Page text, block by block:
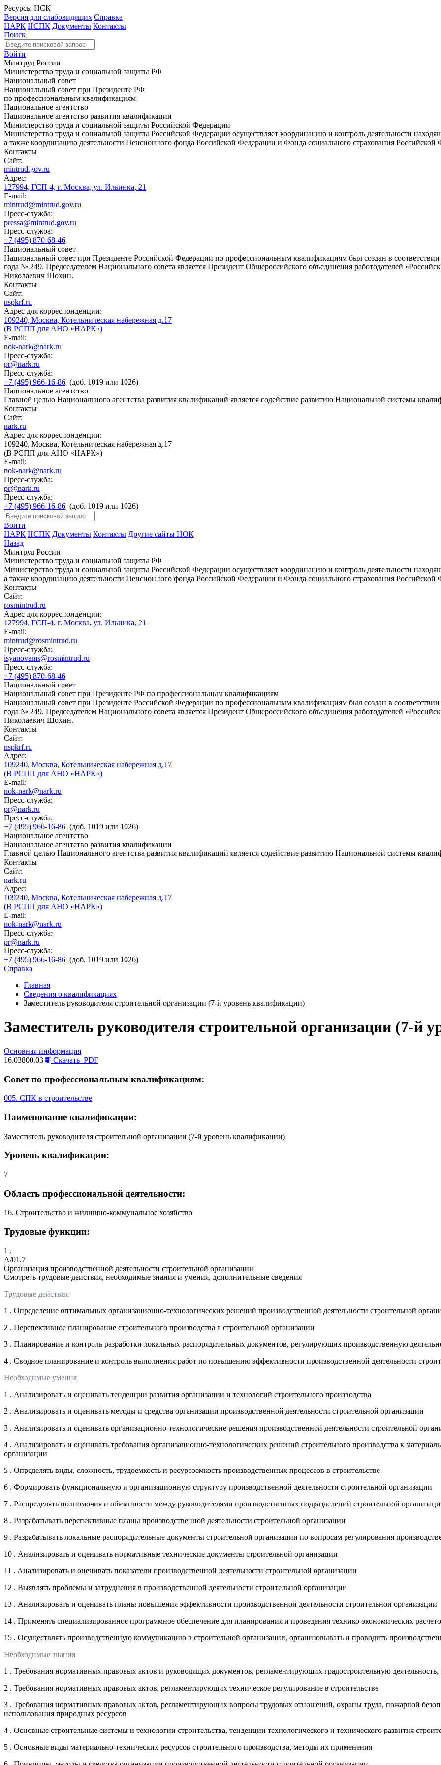
Ресурсы НСК
Версия для слабовидящих Справка
НАРК НСПК Документы Контакты
Поиск
Войти
Минтруд России
Министерство труда и социальной защиты РФ
Национальный совет
Национальный совет при Президенте РФ
по профессиональным квалификациям
Национальное агентство
Национальное агентство развития квалификации
Министерство труда и социальной защиты Российской Федерации
Министерство труда и социальной защиты Российской Федерации осуществляет координацию и контроль деятельности
а также координацию деятельности Пенсионного фонда Российской Федерации и Фонда социального страхования Российской
Контакты
Сайт:
mintrud.gov.ru
Адрес:
127994, ГСП-4, г. Москва, ул. Ильинка, 21
E-mail:
mintrud@mintrud.gov.ru
Пресс-служба:
pressa@mintrud.gov.ru
Пресс-служба:
+7 (495) 870-68-46
Национальный совет
Национальный совет при Президенте Российской Федерации по профессиональным квалификациям был создан в
года № 249. Председателем Национального совета является Президент Общероссийского объединения работодателей
Николаевич Шохин.
Контакты
Сайт:
nspkrf.ru
Адрес для корреспонденции:
109240, Москва, Котельническая набережная д.17
(В РСПП для АНО «НАРК»)
E-mail:
nok-nark@nark.ru
Пресс-служба:
pr@nark.ru
Пресс-служба:
+7 (495) 966-16-86 (доб. 1019 или 1026)
Национальное агентство
Главной целью Национального агентства развития квалификаций является содействие развитию Национальной системы
Контакты
Сайт:
nark.ru
Адрес для корреспонденции:
109240, Москва, Котельническая набережная д.17
(В РСПП для АНО «НАРК»)
E-mail:
nok-nark@nark.ru
Пресс-служба:
pr@nark.ru
Пресс-служба:
+7 (495) 966-16-86 (доб. 1019 или 1026)
Войти
НАРК НСПК Документы Контакты Другие сайты НОК
Назад
Минтруд России
Министерство труда и социальной защиты РФ
Министерство труда и социальной защиты Российской Федерации осуществляет координацию и контроль деятельности
а также координацию деятельности Пенсионного фонда Российской Федерации и Фонда социального страхования Российской
Контакты
Сайт:
rosmintrud.ru
Адрес для корреспонденции:
127994, ГСП-4, г. Москва, ул. Ильинка, 21
E-mail:
mintrud@rosmintrud.ru
Пресс-служба:
isyanovams@rosmintrud.ru
Пресс-служба:
+7 (495) 870-68-46
Национальный совет
Национальный совет при Президенте РФ по профессиональным квалификациям
Национальный совет при Президенте Российской Федерации по профессиональным квалификациям был создан в
года № 249. Председателем Национального совета является Президент Общероссийского объединения работодателей
Николаевич Шохин.
Контакты
Сайт:
nspkrf.ru
Адрес:
109240, Москва, Котельническая набережная д.17
(В РСПП для АНО «НАРК»)
E-mail:
nok-nark@nark.ru
Пресс-служба:
pr@nark.ru
Пресс-служба:
+7 (495) 966-16-86 (доб. 1019 или 1026)
Национальное агентство
Национальное агентство развития квалификации
Главной целью Национального агентства развития квалификаций является содействие развитию Национальной системы
Контакты
Сайт:
nark.ru
Адрес:
109240, Москва, Котельническая набережная д.17
(В РСПП для АНО «НАРК»)
E-mail:
nok-nark@nark.ru
Пресс-служба:
pr@nark.ru
Пресс-служба:
+7 (495) 966-16-86 (доб. 1019 или 1026)
Справка
Главная
Сведения о квалификациях
Заместитель руководителя строительной организации (7-й уровень квалификации)
Заместитель руководителя строительной организации (7-й
Основная информация
16.03800.03
Скачать PDF
Совет по профессиональным квалификациям:
005. СПК в строительстве
Наименование квалификации:
Заместитель руководителя строительной организации (7-й уровень квалификации)
Уровень квалификации:
7
Область профессиональной деятельности:
16. Строительство и жилищно-коммунальное хозяйство
Трудовые функции:
1 .
A/01.7
Организация производственной деятельности строительной организации
Смотреть трудовые действия, необходимые знания и умения, дополнительные сведения
Трудовые действия
1 . Определение оптимальных организационно-технологических решений производственной деятельности строительной
2 . Перспективное планирование строительного производства в строительной организации
3 . Планирование и контроль разработки локальных распорядительных документов, регулирующих производственную
4 . Сводное планирование и контроль выполнения работ по повышению эффективности производственной деятельности
Необходимые умения
1 . Анализировать и оценивать тенденции развития организации и технологий строительного производства
2 . Анализировать и оценивать методы и средства организации производственной деятельности строительной организации
3 . Анализировать и оценивать организационно-технологические решения производственной деятельности строительной
4 . Анализировать и оценивать требования организационно-технологических решений строительного производства к
организации
5 . Определять виды, сложность, трудоемкость и ресурсоемкость производственных процессов в строительстве
6 . Формировать функциональную и организационную структуру производственной деятельности строительной организации
7 . Распределять полномочия и обязанности между руководителями производственных подразделений строительной
8 . Разрабатывать перспективные планы производственной деятельности строительной организации
9 . Разрабатывать локальные распорядительные документы строительной организации по вопросам регулирования
10 . Анализировать и оценивать нормативные технические документы строительной организации
11 . Анализировать и оценивать показатели производственной деятельности строительной организации
12 . Выявлять проблемы и затруднения в производственной деятельности строительной организации
13 . Анализировать и оценивать планы повышения эффективности производственной деятельности строительной организации
14 . Применять специализированное программное обеспечение для планирования и проведения технико-экономических
15 . Осуществлять производственную коммуникацию в строительной организации, организовывать и проводить
Необходимые знания
1 . Требования нормативных правовых актов и руководящих документов, регламентирующих градостроительную
2 . Требования нормативных правовых актов, регламентирующих техническое регулирование в строительстве
3 . Требования нормативных правовых актов, регламентирующих вопросы трудовых отношений, охраны труда, пожарной
использования природных ресурсов
4 . Основные строительные системы и технологии строительства, тенденции технологического и технического развития
5 . Основные виды материально-технических ресурсов строительного производства, методы их применения